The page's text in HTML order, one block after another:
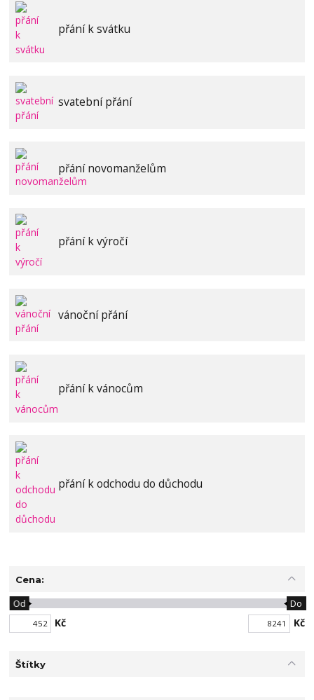
přání k svátku
svatební přání
přání novomanželům
přání k výročí
vánoční přání
přání k vánocům
přání k odchodu do důchodu
Cena:
Kč
Od Do
Kč
Štítky